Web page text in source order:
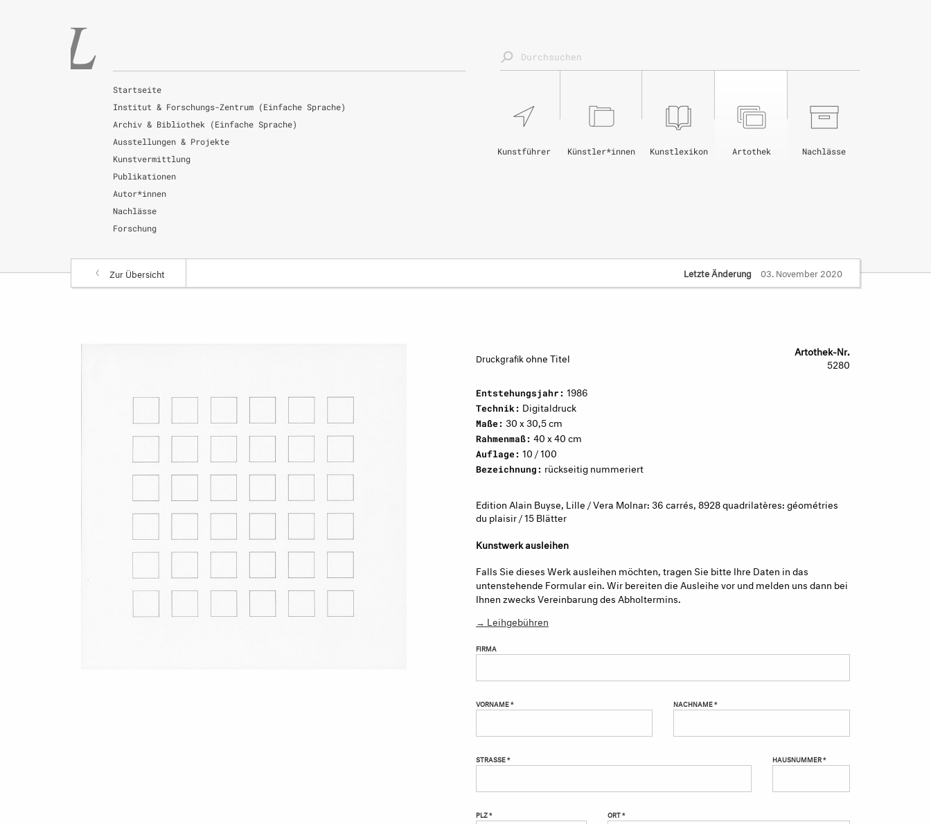
Startseite
Institut & Forschungs-Zentrum (Einfache Sprache)
Archiv & Bibliothek (Einfache Sprache)
Ausstellungen & Projekte
Kunstvermittlung
Publikationen
Autor*innen
Nachlässe
Forschung
Nachlässe
Artothek
Kunstlexikon
Künstler*innen
Kunstführer
Zur Übersicht Letzte Änderung 03. November 2020
Druckgrafik ohne Titel
Artothek-Nr.
5280
Entstehungsjahr: 1986
Technik: Digitaldruck
Maße: 30 x 30,5 cm
Rahmenmaß: 40 x 40 cm
Auflage: 10 / 100
Bezeichnung: rückseitig nummeriert
Edition Alain Buyse, Lille / Vera Molnar: 36 carrés, 8928 quadrilatères: géométries
du plaisir / 15 Blätter
Kunstwerk ausleihen
Falls Sie dieses Werk ausleihen möchten, tragen Sie bitte Ihre Daten in das
untenstehende Formular ein. Wir bereiten die Ausleihe vor und melden uns dann bei
Ihnen zwecks Vereinbarung des Abholtermins.
→ Leihgebühren
FIRMA
VORNAME * NACHNAME *
STRASSE * HAUSNUMMER *
PLZ * ORT *